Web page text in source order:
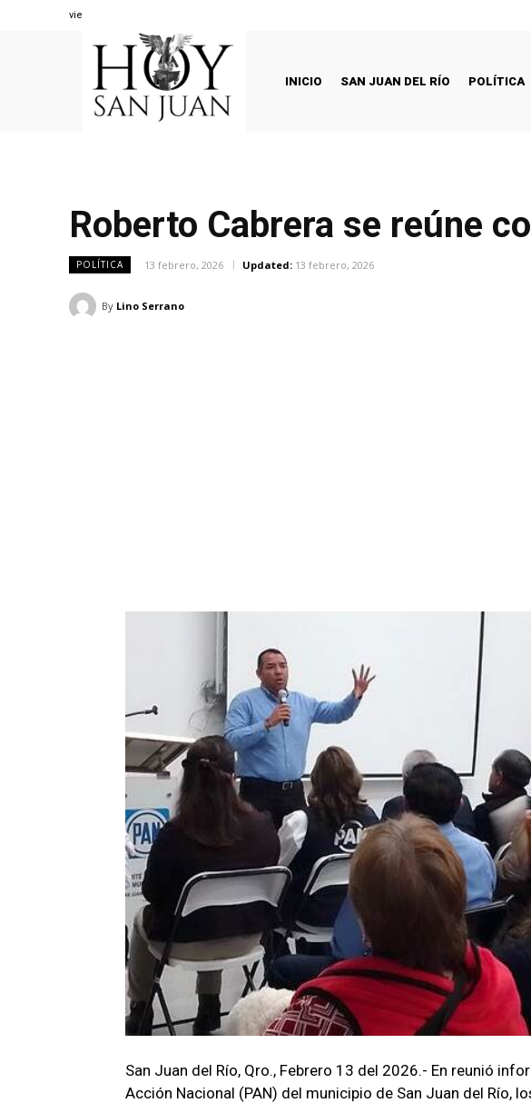
viernes, agosto 7, 2026
INICIO SAN JUAN DEL RÍO POLÍTICA
Roberto Cabrera se reúne
POLÍTICA 13 febrero, 2026 Updated: 13 febrero, 2026
By Lino Serrano
San Juan del Río, Qro., Febrero 13 del 2026.- En reunió
Acción Nacional (PAN) del municipio de San Juan del Río,